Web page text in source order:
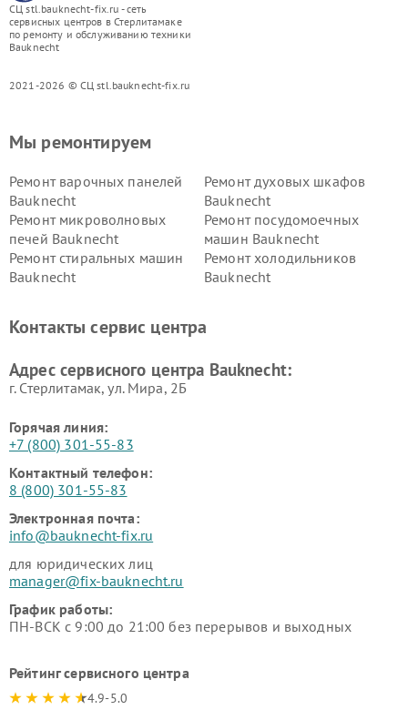
СЦ stl.bauknecht-fix.ru - сеть
сервисных центров в Стерлитамаке
по ремонту и обслуживанию техники
Bauknecht
2021-2026 © СЦ stl.bauknecht-fix.ru
Мы ремонтируем
Ремонт варочных панелей
Bauknecht
Ремонт духовых шкафов
Bauknecht
Ремонт микроволновых
печей Bauknecht
Ремонт посудомоечных
машин Bauknecht
Ремонт стиральных машин
Bauknecht
Ремонт холодильников
Bauknecht
Контакты сервис центра
Адрес сервисного центра Bauknecht:
г. Стерлитамак, ул. Мира, 2Б
Горячая линия:
+7 (800) 301-55-83
Контактный телефон:
8 (800) 301-55-83
Электронная почта:
info@bauknecht-fix.ru
для юридических лиц
manager@fix-bauknecht.ru
График работы:
ПН-ВСК с 9:00 до 21:00 без перерывов и выходных
Рейтинг сервисного центра
4.9-5.0